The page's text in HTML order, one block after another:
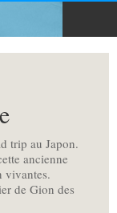
trip au Japon.
ancienne
vivantes.
de Gion des